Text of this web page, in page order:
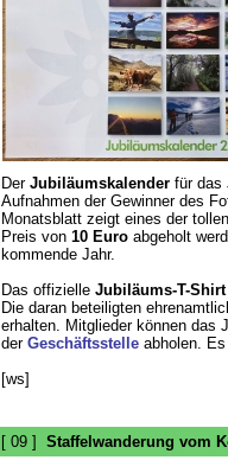
Der Jubiläumskalenderfür das
Aufnahmen der Gewinner des
Monatsblatt zeigt eines der
Preis von 10 Euroabgeholt
kommende Jahr.
Das offizielle Jubiläums-T-Shirt
Die daran beteiligten
erhalten. Mitglieder können das
der Geschäftsstelleabholen. Es
[ws]
[ 09 ] Staffelwanderung vom